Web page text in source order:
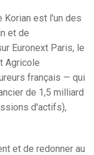
Korian est l'un des
et de
Euronext Paris, le
Agricole
français — qui
de 1,5 milliard
d'actifs),
et de redonner au